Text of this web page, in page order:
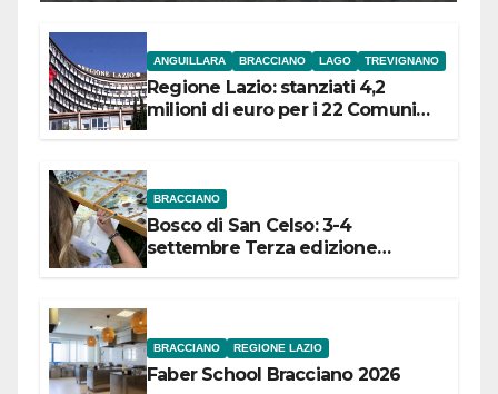
ANGUILLARA BRACCIANO LAGO TREVIGNANO
Regione Lazio: stanziati 4,2
milioni di euro per i 22 Comuni
BRACCIANO
Bosco di San Celso: 3-4
settembre Terza edizione
BRACCIANO REGIONE LAZIO
Faber School Bracciano 2026